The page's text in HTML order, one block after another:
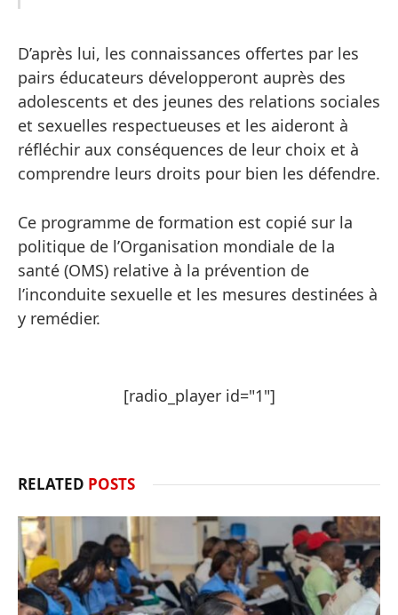
D’après lui, les connaissances offertes par les
pairs éducateurs développeront auprès des
adolescents et des jeunes des relations sociales
et sexuelles respectueuses et les aideront à
réfléchir aux conséquences de leur choix et à
comprendre leurs droits pour bien les défendre.
Ce programme de formation est copié sur la
politique de l’Organisation mondiale de la
santé (OMS) relative à la prévention de
l’inconduite sexuelle et les mesures destinées à
y remédier.
[radio_player id="1"]
RELATED POSTS